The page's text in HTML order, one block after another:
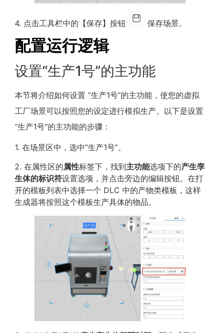
4. 点击工具栏中的【保存】按钮 保存场景。
配置运行逻辑
设置“生产1号”的主功能
本节将介绍如何设置 “生产1号”的主功能，使您的虚拟
工厂场景可以按照您的设定进行模拟生产。以下是设置
“生产1号”的主功能的步骤：
1. 在场景区中，选中“生产1号”。
2. 在属性区的属性标签下，找到主功能选项下的产生孪
生体的标识符设置选项，并点击旁边的编辑按钮。在打
开的模板列表中选择一个 DLC 中的产物类模板，这样
生成器将按照这个模板生产具体的物品。